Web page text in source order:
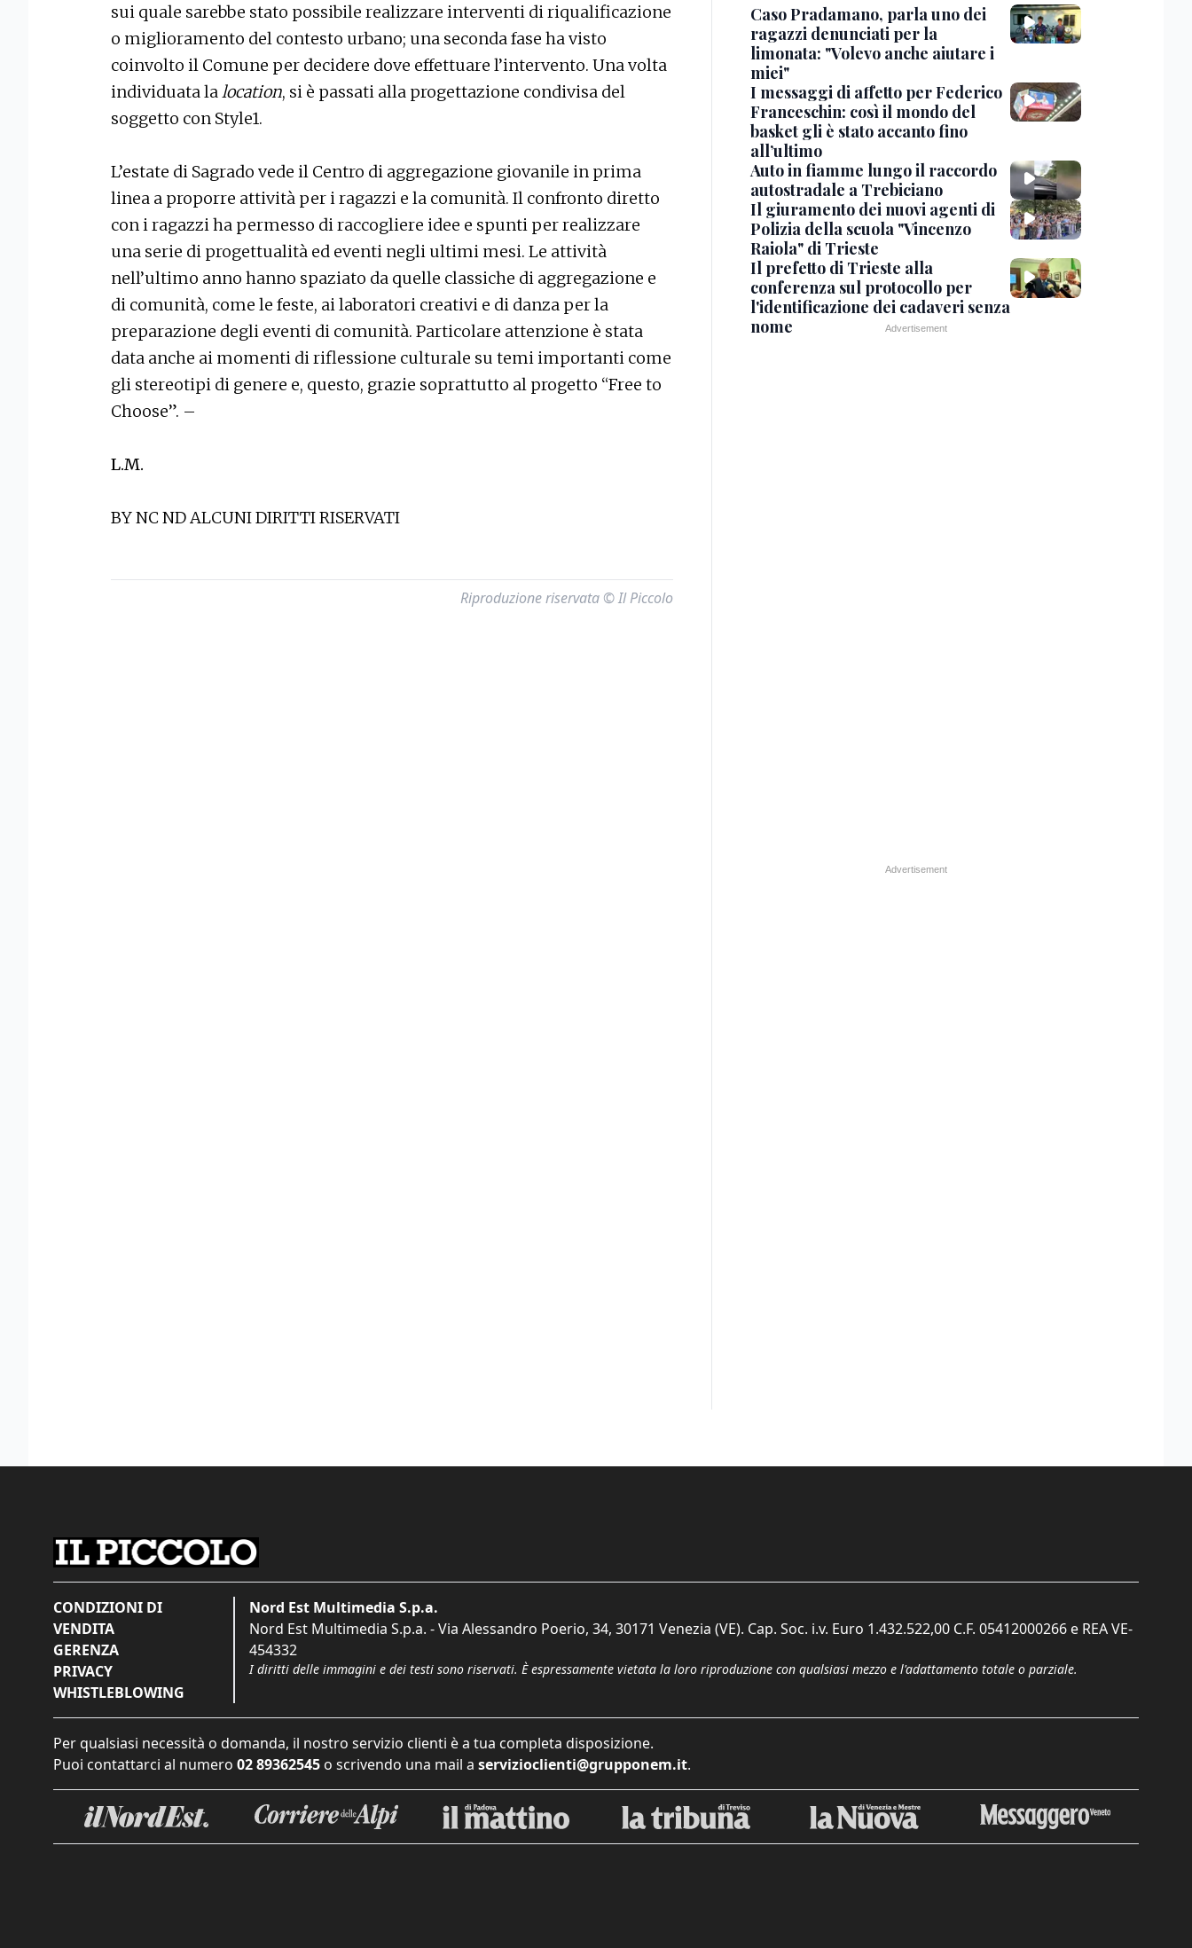
sui quale sarebbe stato possibile realizzare interventi di riqualificazione
o miglioramento del contesto urbano; una seconda fase ha visto
coinvolto il Comune per decidere dove effettuare l’intervento. Una volta
individuata la location, si è passati alla progettazione condivisa del
soggetto con Style1.
L’estate di Sagrado vede il Centro di aggregazione giovanile in prima
linea a proporre attività per i ragazzi e la comunità. Il confronto diretto
con i ragazzi ha permesso di raccogliere idee e spunti per realizzare
una serie di progettualità ed eventi negli ultimi mesi. Le attività
nell’ultimo anno hanno spaziato da quelle classiche di aggregazione e
di comunità, come le feste, ai laboratori creativi e di danza per la
preparazione degli eventi di comunità. Particolare attenzione è stata
data anche ai momenti di riflessione culturale su temi importanti come
gli stereotipi di genere e, questo, grazie soprattutto al progetto “Free to
Choose”. –
L.M.
BY NC ND ALCUNI DIRITTI RISERVATI
Riproduzione riservata © Il Piccolo
Caso Pradamano, parla uno dei
ragazzi denunciati per la
limonata: "Volevo anche aiutare i
miei"
I messaggi di affetto per Federico
Franceschin: così il mondo del
basket gli è stato accanto fino
all’ultimo
Auto in fiamme lungo il raccordo
autostradale a Trebiciano
Il giuramento dei nuovi agenti di
Polizia della scuola "Vincenzo
Raiola" di Trieste
Il prefetto di Trieste alla
conferenza sul protocollo per
l'identificazione dei cadaveri senza
nome
CONDIZIONI DI
VENDITA
GERENZA
PRIVACY
WHISTLEBLOWING
Nord Est Multimedia S.p.a.
Nord Est Multimedia S.p.a. - Via Alessandro Poerio, 34, 30171 Venezia (VE). Cap. Soc. i.v. Euro 1.432.522,00 C.F. 05412000266 e REA VE-
454332
I diritti delle immagini e dei testi sono riservati. È espressamente vietata la loro riproduzione con qualsiasi mezzo e l'adattamento totale o parziale.
Per qualsiasi necessità o domanda, il nostro servizio clienti è a tua completa disposizione.
Puoi contattarci al numero 02 89362545 o scrivendo una mail a servizioclienti@grupponem.it.